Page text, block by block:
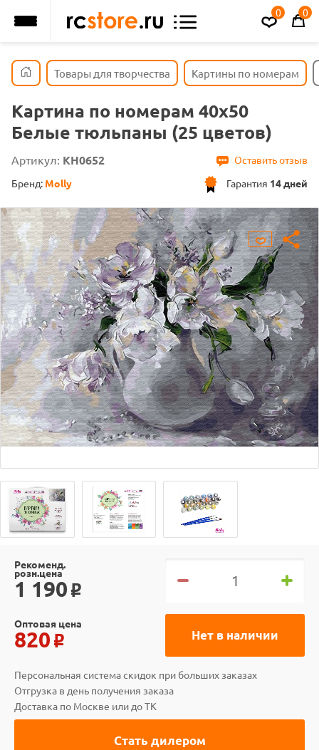
0 0
Товары для творчества Картины по номерам
Картина по номерам 40х50
Белые тюльпаны (25 цветов)
Артикул: KH0652
Оставить отзыв
Гарантия 14 дней
Бренд: Molly
Рекоменд.
розн.цена
1 190 o
Нет в наличии
Оптовая цена
820 o
Персональная система скидок при больших заказах
Отгрузка в день получения заказа
Доставка по Москве или до ТК
Стать дилером